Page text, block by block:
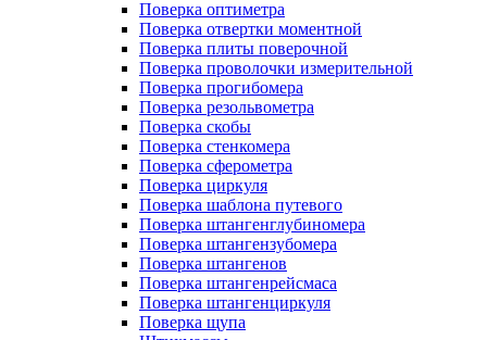
Поверка оптиметра
Поверка отвертки моментной
Поверка плиты поверочной
Поверка проволочки измерительной
Поверка прогибомера
Поверка резольвометра
Поверка скобы
Поверка стенкомера
Поверка сферометра
Поверка циркуля
Поверка шаблона путевого
Поверка штангенглубиномера
Поверка штангензубомера
Поверка штангенов
Поверка штангенрейсмаса
Поверка штангенциркуля
Поверка щупа